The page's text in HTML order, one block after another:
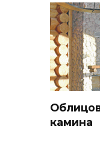
камина